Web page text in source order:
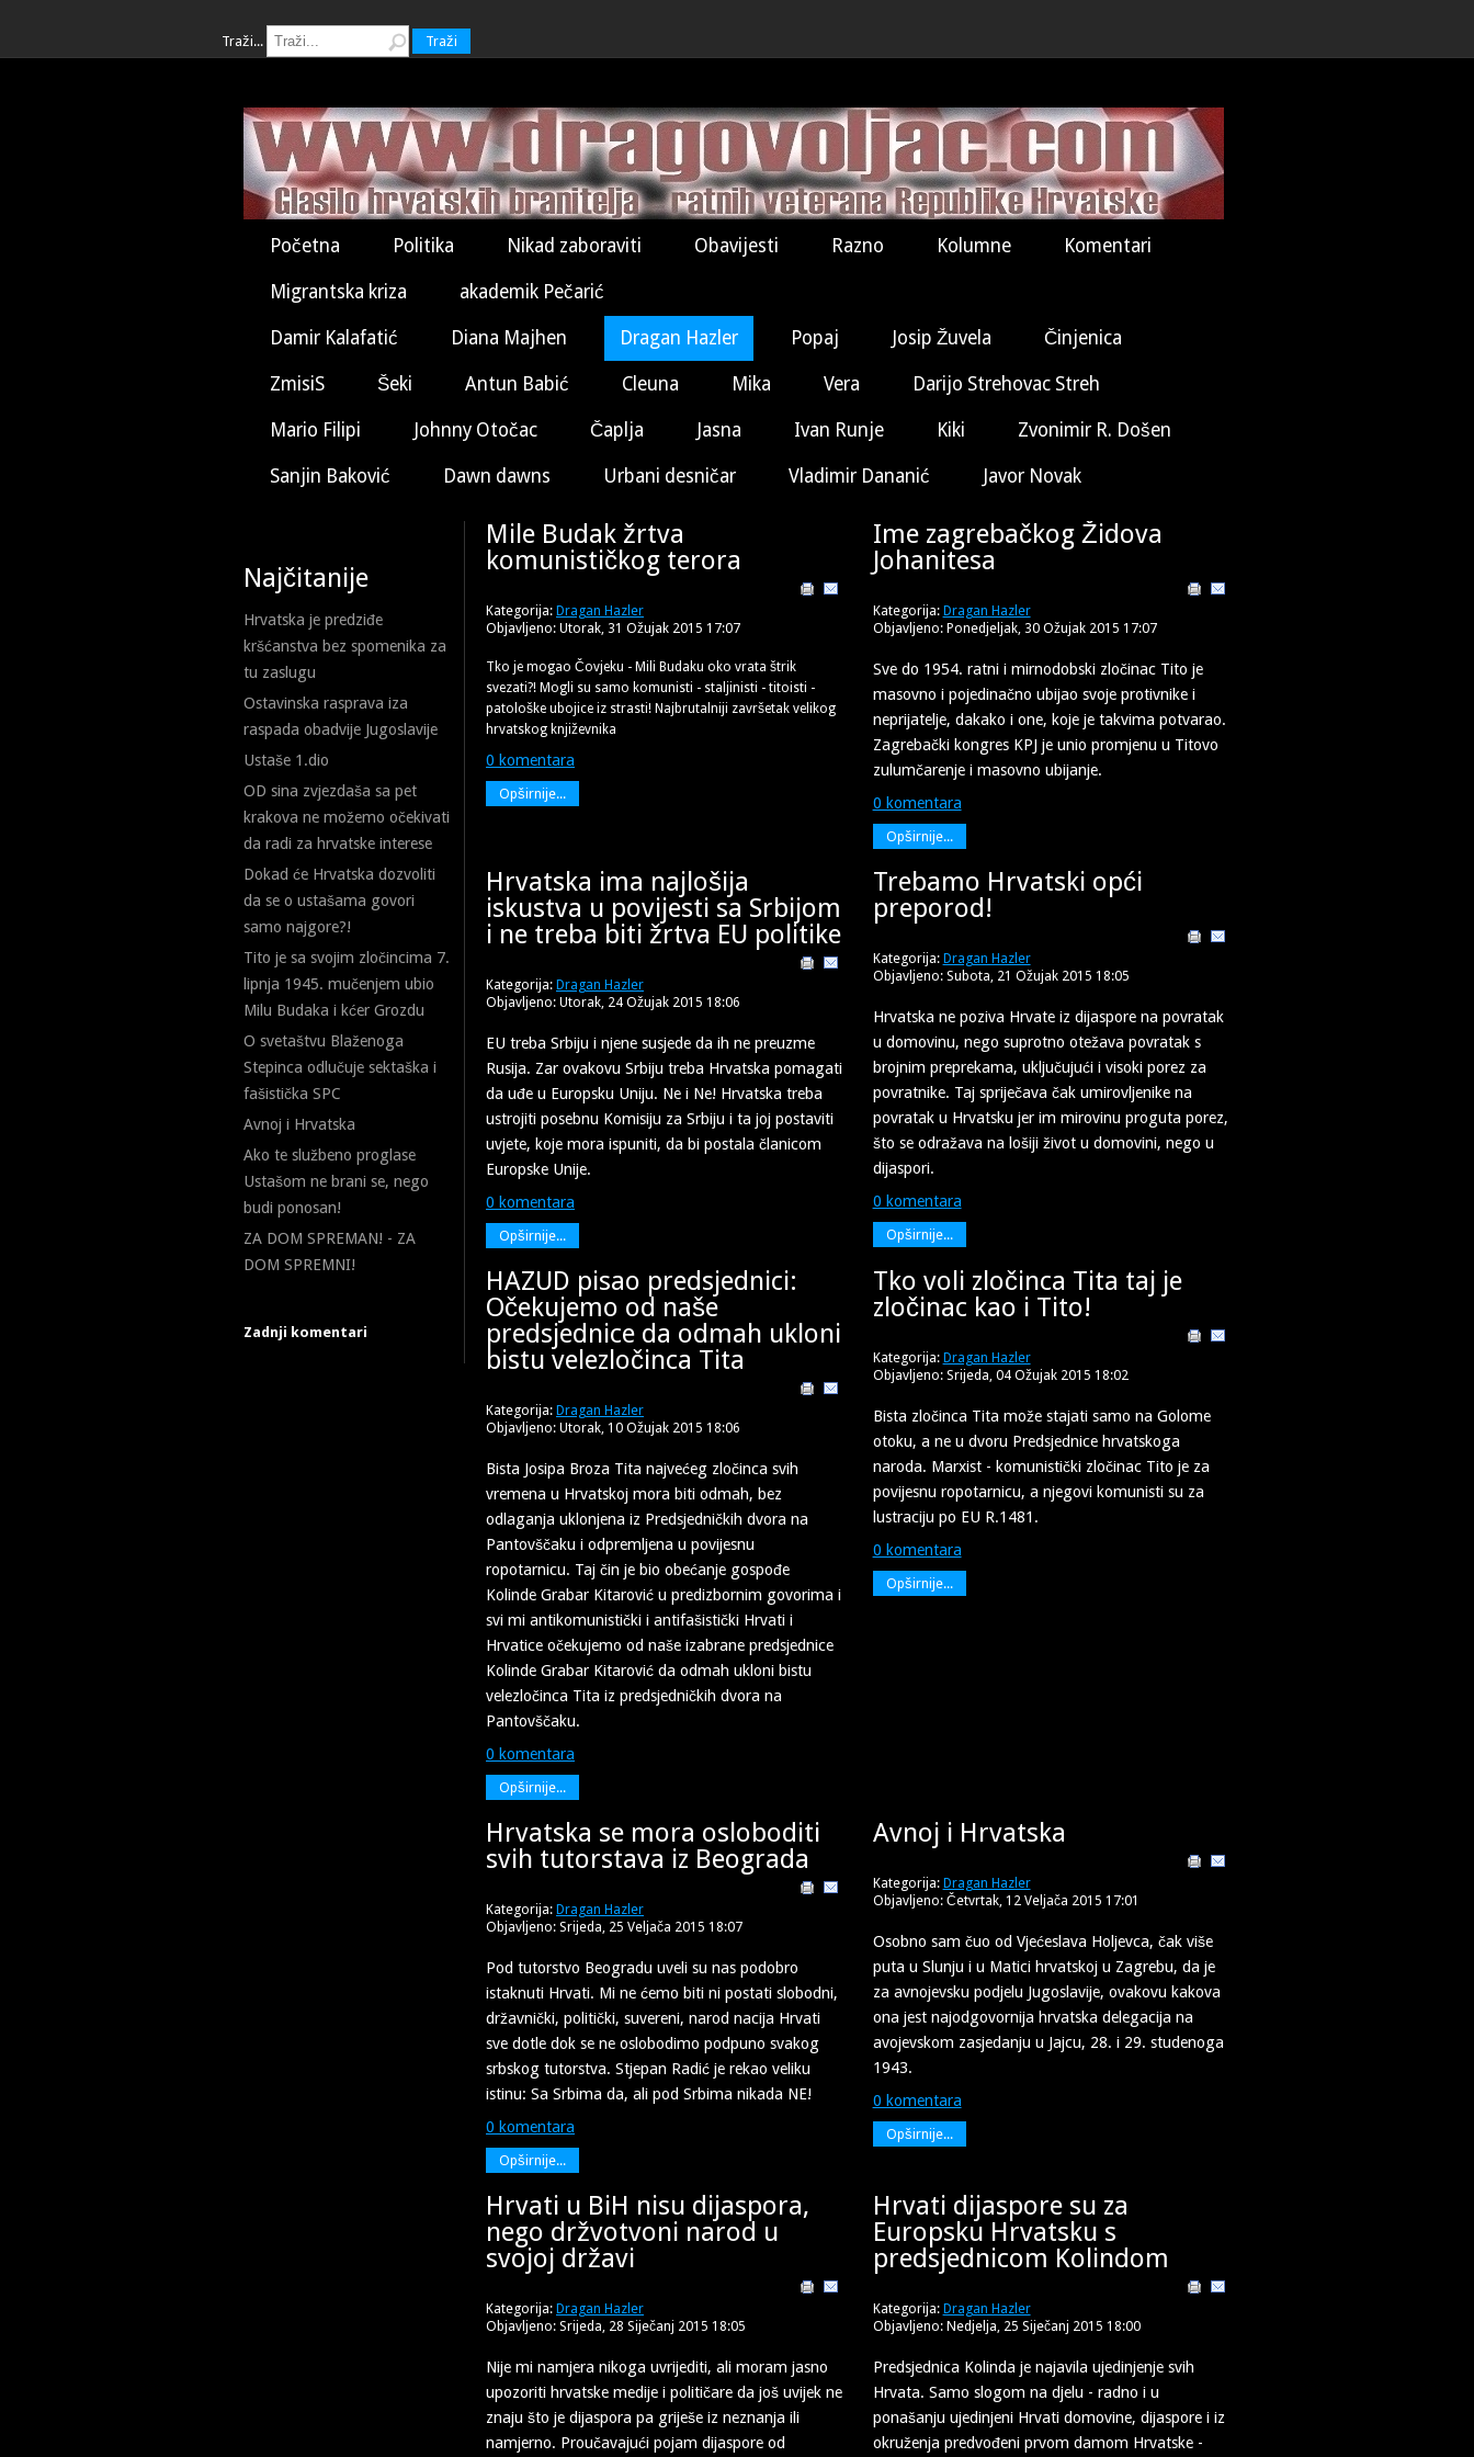
Traži... Traži
Početna Politika Nikad zaboraviti Obavijesti Razno Kolumne Komentari
Migrantska kriza akademik Pečarić
Damir Kalafatić Diana Majhen Dragan Hazler Popaj Josip Žuvela Činjenica
ZmisiS Šeki Antun Babić Cleuna Mika Vera Darijo Strehovac Streh
Mario Filipi Johnny Otočac Čaplja Jasna Ivan Runje Kiki Zvonimir R. Došen
Sanjin Baković Dawn dawns Urbani desničar Vladimir Dananić Javor Novak
Najčitanije
Hrvatska je predziđe
kršćanstva bez spomenika za
tu zaslugu
Ostavinska rasprava iza
raspada obadvije Jugoslavije
Ustaše 1.dio
OD sina zvjezdaša sa pet
krakova ne možemo očekivati
da radi za hrvatske interese
Dokad će Hrvatska dozvoliti
da se o ustašama govori
samo najgore?!
Tito je sa svojim zločincima 7.
lipnja 1945. mučenjem ubio
Milu Budaka i kćer Grozdu
O svetaštvu Blaženoga
Stepinca odlučuje sektaška i
fašistička SPC
Avnoj i Hrvatska
Ako te službeno proglase
Ustašom ne brani se, nego
budi ponosan!
ZA DOM SPREMAN! - ZA
DOM SPREMNI!
Zadnji komentari
Mile Budak žrtva
komunističkog terora
Kategorija: Dragan Hazler
Objavljeno: Utorak, 31 Ožujak 2015 17:07
Tko je mogao Čovjeku - Mili Budaku oko vrata štrik
svezati?! Mogli su samo komunisti - staljinisti - titoisti -
patološke ubojice iz strasti! Najbrutalniji završetak velikog
hrvatskog književnika
0 komentara
Opširnije...
Ime zagrebačkog Židova
Johanitesa
Kategorija: Dragan Hazler
Objavljeno: Ponedjeljak, 30 Ožujak 2015 17:07
Sve do 1954. ratni i mirnodobski zločinac Tito je
masovno i pojedinačno ubijao svoje protivnike i
neprijatelje, dakako i one, koje je takvima potvarao.
Zagrebački kongres KPJ je unio promjenu u Titovo
zulumčarenje i masovno ubijanje.
0 komentara
Opširnije...
Hrvatska ima najlošija
iskustva u povijesti sa Srbijom
i ne treba biti žrtva EU politike
Kategorija: Dragan Hazler
Objavljeno: Utorak, 24 Ožujak 2015 18:06
EU treba Srbiju i njene susjede da ih ne preuzme
Rusija. Zar ovakovu Srbiju treba Hrvatska pomagati
da uđe u Europsku Uniju. Ne i Ne! Hrvatska treba
ustrojiti posebnu Komisiju za Srbiju i ta joj postaviti
uvjete, koje mora ispuniti, da bi postala članicom
Europske Unije.
0 komentara
Opširnije...
Trebamo Hrvatski opći
preporod!
Kategorija: Dragan Hazler
Objavljeno: Subota, 21 Ožujak 2015 18:05
Hrvatska ne poziva Hrvate iz dijaspore na povratak
u domovinu, nego suprotno otežava povratak s
brojnim preprekama, uključujući i visoki porez za
povratnike. Taj spriječava čak umirovljenike na
povratak u Hrvatsku jer im mirovinu proguta porez,
što se odražava na lošiji život u domovini, nego u
dijaspori.
0 komentara
Opširnije...
HAZUD pisao predsjednici:
Očekujemo od naše
predsjednice da odmah ukloni
bistu velezločinca Tita
Kategorija: Dragan Hazler
Objavljeno: Utorak, 10 Ožujak 2015 18:06
Bista Josipa Broza Tita najvećeg zločinca svih
vremena u Hrvatskoj mora biti odmah, bez
odlaganja uklonjena iz Predsjedničkih dvora na
Pantovščaku i odpremljena u povijesnu
ropotarnicu. Taj čin je bio obećanje gospođe
Kolinde Grabar Kitarović u predizbornim govorima i
svi mi antikomunistički i antifašistički Hrvati i
Hrvatice očekujemo od naše izabrane predsjednice
Kolinde Grabar Kitarović da odmah ukloni bistu
velezločinca Tita iz predsjedničkih dvora na
Pantovščaku.
0 komentara
Opširnije...
Tko voli zločinca Tita taj je
zločinac kao i Tito!
Kategorija: Dragan Hazler
Objavljeno: Srijeda, 04 Ožujak 2015 18:02
Bista zločinca Tita može stajati samo na Golome
otoku, a ne u dvoru Predsjednice hrvatskoga
naroda. Marxist - komunistički zločinac Tito je za
povijesnu ropotarnicu, a njegovi komunisti su za
lustraciju po EU R.1481.
0 komentara
Opširnije...
Hrvatska se mora osloboditi
svih tutorstava iz Beograda
Kategorija: Dragan Hazler
Objavljeno: Srijeda, 25 Veljača 2015 18:07
Pod tutorstvo Beogradu uveli su nas podobro
istaknuti Hrvati. Mi ne ćemo biti ni postati slobodni,
državnički, politički, suvereni, narod nacija Hrvati
sve dotle dok se ne oslobodimo podpuno svakog
srbskog tutorstva. Stjepan Radić je rekao veliku
istinu: Sa Srbima da, ali pod Srbima nikada NE!
0 komentara
Opširnije...
Avnoj i Hrvatska
Kategorija: Dragan Hazler
Objavljeno: Četvrtak, 12 Veljača 2015 17:01
Osobno sam čuo od Vjećeslava Holjevca, čak više
puta u Slunju i u Matici hrvatskoj u Zagrebu, da je
za avnojevsku podjelu Jugoslavije, ovakovu kakova
ona jest najodgovornija hrvatska delegacija na
avojevskom zasjedanju u Jajcu, 28. i 29. studenoga
1943.
0 komentara
Opširnije...
Hrvati u BiH nisu dijaspora,
nego držvotvoni narod u
svojoj državi
Kategorija: Dragan Hazler
Objavljeno: Srijeda, 28 Siječanj 2015 18:05
Nije mi namjera nikoga uvrijediti, ali moram jasno
upozoriti hrvatske medije i političare da još uvijek ne
znaju što je dijaspora pa griješe iz neznanja ili
namjerno. Proučavajući pojam dijaspore od
Hrvati dijaspore su za
Europsku Hrvatsku s
predsjednicom Kolindom
Kategorija: Dragan Hazler
Objavljeno: Nedjelja, 25 Siječanj 2015 18:00
Predsjednica Kolinda je najavila ujedinjenje svih
Hrvata. Samo slogom na djelu - radno i u
ponašanju ujedinjeni Hrvati domovine, dijaspore i iz
okruženja predvođeni prvom damom Hrvatske -